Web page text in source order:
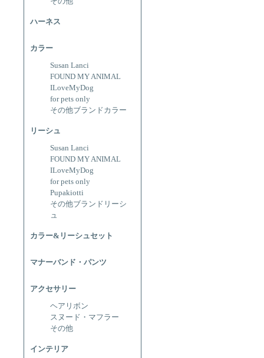
ハーネス
カラー
Susan Lanci
FOUND MY ANIMAL
ILoveMyDog
for pets only
その他ブランドカラー
リーシュ
Susan Lanci
FOUND MY ANIMAL
ILoveMyDog
for pets only
Pupakiotti
その他ブランドリーシ
ュ
カラー&リーシュセット
マナーバンド・パンツ
アクセサリー
ヘアリボン
スヌード・マフラー
その他
インテリア